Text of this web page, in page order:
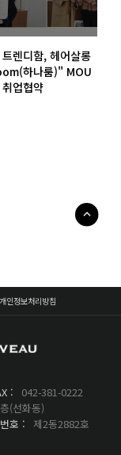
렌디함, 헤어살롱
하나룸)" MOU
취업협약
개인정보처리방침
:
042-381-0222
(선화동)
호 :
제2동2882호